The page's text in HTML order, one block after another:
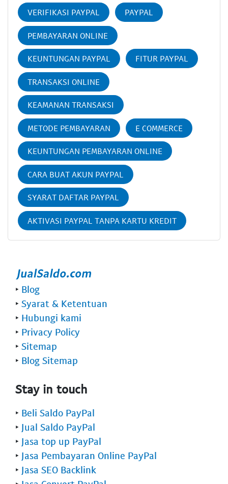
VERIFIKASI PAYPAL PAYPAL
PEMBAYARAN ONLINE
KEUNTUNGAN PAYPAL FITUR PAYPAL
TRANSAKSI ONLINE
KEAMANAN TRANSAKSI
METODE PEMBAYARAN E COMMERCE
KEUNTUNGAN PEMBAYARAN ONLINE
CARA BUAT AKUN PAYPAL
SYARAT DAFTAR PAYPAL
AKTIVASI PAYPAL TANPA KARTU KREDIT
‣ Blog
‣ Syarat & Ketentuan
‣ Hubungi kami
‣ Privacy Policy
‣ Sitemap
‣ Blog Sitemap
Stay in touch
‣ Beli Saldo PayPal
‣ Jual Saldo PayPal
‣ Jasa top up PayPal
‣ Jasa Pembayaran Online PayPal
‣ Jasa SEO Backlink